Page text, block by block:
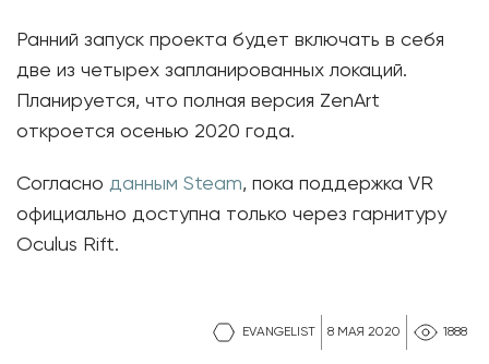
EVANGELIST 8 МАЯ 2020 1888
Ранний запуск проекта будет включать в себя
две из четырех запланированных локаций.
Планируется, что полная версия ZenArt
откроется осенью 2020 года.
Согласно данным Steam, пока поддержка VR
официально доступна только через гарнитуру
Oculus Rift.